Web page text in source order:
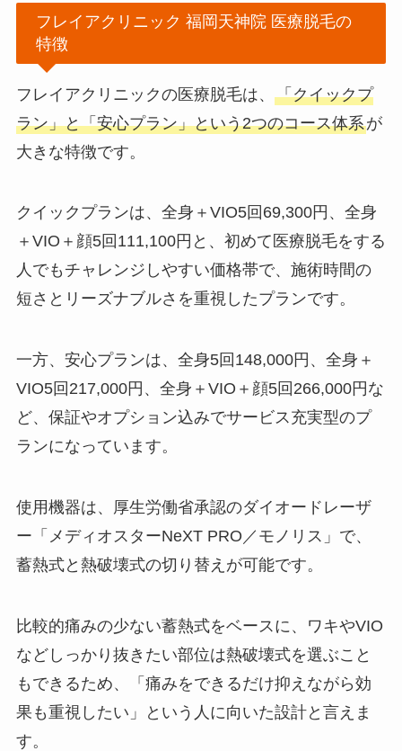
フレイアクリニック 福岡天神院 医療脱毛の
特徴
フレイアクリニックの医療脱毛は、 「クイックプ
ラン」と「安心プラン」という2つのコース体系が
大きな特徴です。
クイックプランは、全身＋VIO5回69,300円、全身
＋VIO＋顔5回111,100円と、初めて医療脱毛をする
人でもチャレンジしやすい価格帯で、施術時間の
短さとリーズナブルさを重視したプランです。
一方、安心プランは、全身5回148,000円、全身＋
VIO5回217,000円、全身＋VIO＋顔5回266,000円な
ど、保証やオプション込みでサービス充実型のプ
ランになっています。
使用機器は、厚生労働省承認のダイオードレーザ
ー「メディオスターNeXT PRO／モノリス」で、
蓄熱式と熱破壊式の切り替えが可能です。
比較的痛みの少ない蓄熱式をベースに、ワキやVIO
などしっかり抜きたい部位は熱破壊式を選ぶこと
もできるため、「痛みをできるだけ抑えながら効
果も重視したい」という人に向いた設計と言えま
す。